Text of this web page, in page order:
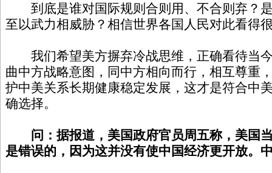
到底是谁对国际规则合则用、不合则弃？
至以武力相威胁？相信世界各国人民对此看得
我们希望美方摒弃冷战思维，正确看待当
曲中方战略意图，同中方相向而行，相互尊重
护中美关系长期健康稳定发展，这才是符合中
确选择。
问：据报道，美国政府官员周五称，美国
是错误的，因为这并没有使中国经济更开放。